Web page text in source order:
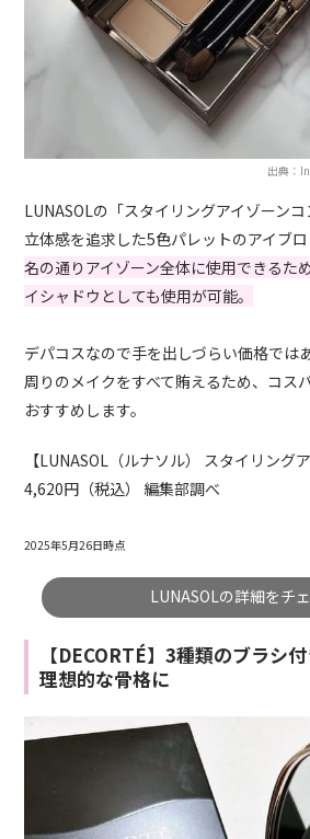
出典：
LUNASOLの「スタイリングアイゾーン
立体感を追求した5色パレットのアイブロ
名の通りアイゾーン全体に使用できるた
イシャドウとしても使用が可能。
デパコスなので手を出しづらい価格では
周りのメイクをすべて賄えるため、コス
おすすめします。
【LUNASOL（ルナソル） スタイリング
4,620円（税込） 編集部調べ
2025年5月26日時点
LUNASOLの詳細をチ
【DECORTÉ】3種類のブラシ
理想的な骨格に